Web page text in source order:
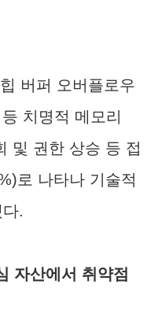
버퍼 오버플로우
치명적 메모리
및 권한 상승 등 접
로 나타나 기술적
.
자산에서 취약점